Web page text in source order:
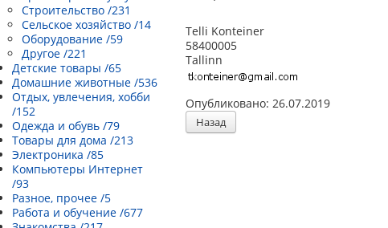
Строительство /231
Сельское хозяйство /14
Оборудование /59
Другое /221
Детские товары /65
Домашние животные /536
Отдых, увлечения, хобби
/152
Одежда и обувь /79
Товары для дома /213
Электроника /85
Компьютеры Интернет
/93
Разное, прочее /5
Работа и обучение /677
Telli Konteiner
58400005
Tallinn
Опубликовано: 26.07.2019
Назад